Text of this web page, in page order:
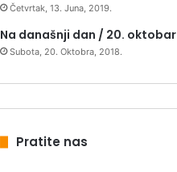
Četvrtak, 13. Juna, 2019.
Na današnji dan / 20. oktobar
Subota, 20. Oktobra, 2018.
Pratite nas